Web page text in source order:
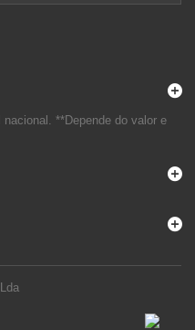
**Depende do valor e